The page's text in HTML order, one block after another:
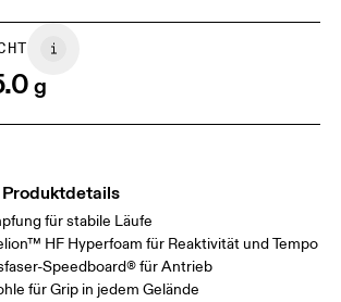
g
für stabile Läufe
HF Hyperfoam für Reaktivität und Tempo
Speedboard® für Antrieb
für Grip in jedem Gelände